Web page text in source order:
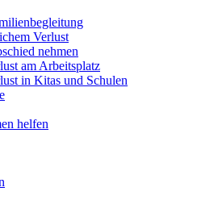
Verlust
nehmen
am Arbeitsplatz
in Kitas und Schulen
helfen